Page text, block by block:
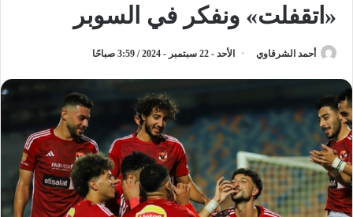
«اتقفلت» ونفكر في السوبر
أحمد الشرقاوي الأحد - 22 سبتمبر - 2024 / 3:59 صباحًا